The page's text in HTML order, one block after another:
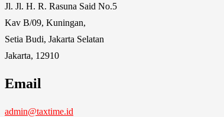
Jl. Jl. H. R. Rasuna Said No.5
Kav B/09, Kuningan,
Setia Budi, Jakarta Selatan
Jakarta, 12910
Email
admin@taxtime.id